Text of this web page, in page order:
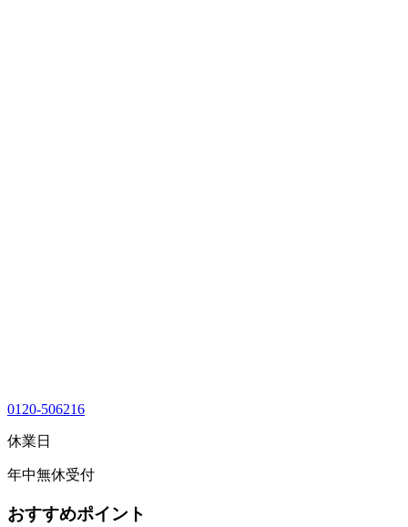
0120-506216
休業日
年中無休受付
おすすめポイント